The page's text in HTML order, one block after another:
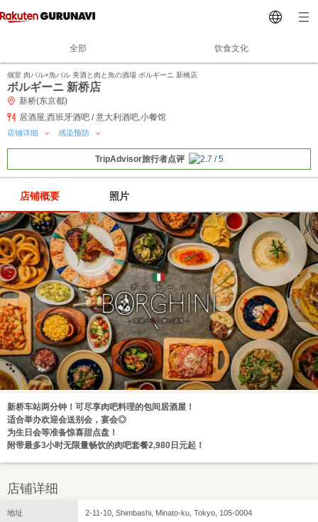
全部 饮食文化
個室 肉バル×魚バル 美酒と肉と魚の酒場 ボルギーニ 新橋店
ボルギーニ 新桥店
新桥(东京都)
居酒屋,西班牙酒吧 / 意大利酒吧,小餐馆
店铺详细 感染预防
TripAdvisor旅行者点评
店铺概要 照片
新桥车站两分钟！可尽享肉吧料理的包间居酒屋！
适合举办欢迎会送别会，宴会◎
为生日会等准备惊喜甜点盘！
附带最多3小时无限量畅饮的肉吧套餐2,980日元起！
店铺详细
地址 2-11-10, Shimbashi, Minato-ku, Tokyo, 105-0004